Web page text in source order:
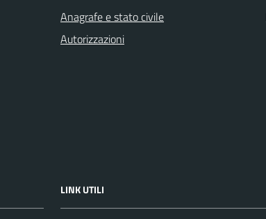
Anagrafe e stato civile
Autorizzazioni
LINK UTILI